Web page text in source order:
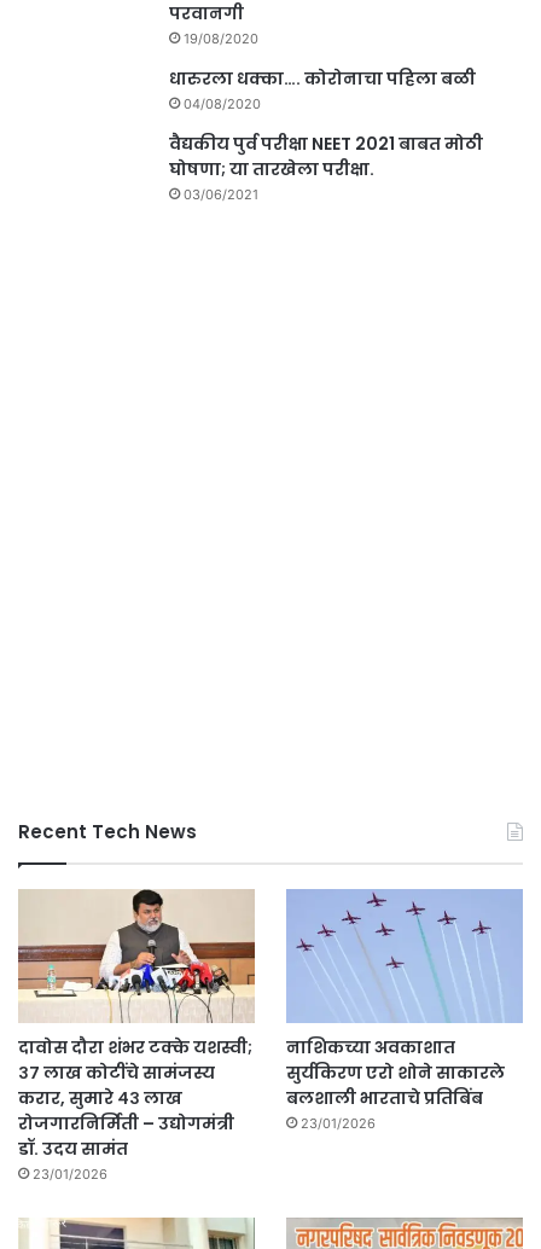
परवानगी
19/08/2020
धारुरला धक्का…. कोरोनाचा पहिला बळी
04/08/2020
वैद्यकीय पुर्व परीक्षा NEET 2021 बाबत मोठी
घोषणा; या तारखेला परीक्षा.
03/06/2021
Recent Tech News
दावोस दौरा शंभर टक्के यशस्वी;
३७ लाख कोटींचे सामंजस्य
करार, सुमारे ४३ लाख
रोजगारनिर्मिती – उद्योगमंत्री
डॉ. उदय सामंत
23/01/2026
नाशिकच्या अवकाशात
सुर्यकिरण एरो शोने साकारले
बलशाली भारताचे प्रतिबिंब
23/01/2026